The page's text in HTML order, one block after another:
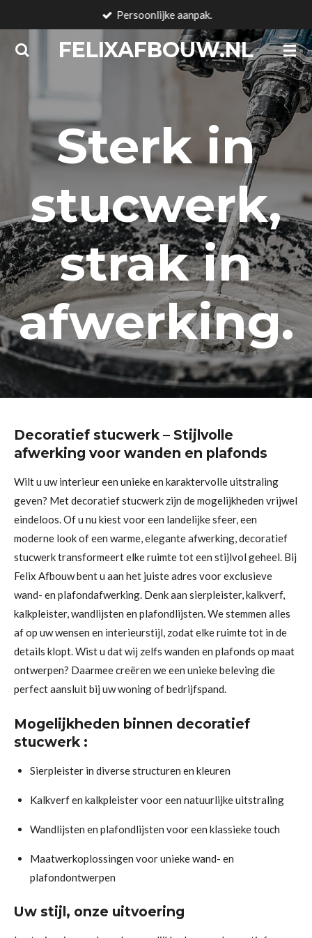
naar
FELIXAFBOUW.NL
Persoonlijke aanpak.
Sterk in
stucwerk,
strak in
afwerking.
Decoratief stucwerk – Stijlvolle
afwerking voor wanden en plafonds
Wilt u uw interieur een unieke en karaktervolle uitstraling
geven? Met decoratief stucwerk zijn de mogelijkheden vrijwel
eindeloos. Of u nu kiest voor een landelijke sfeer, een
moderne look of een warme, elegante afwerking, decoratief
stucwerk transformeert elke ruimte tot een stijlvol geheel. Bij
Felix Afbouw bent u aan het juiste adres voor exclusieve
wand- en plafondafwerking. Denk aan sierpleister, kalkverf,
kalkpleister, wandlijsten en plafondlijsten. We stemmen alles
af op uw wensen en interieurstijl, zodat elke ruimte tot in de
details klopt. Wist u dat wij zelfs wanden en plafonds op maat
ontwerpen? Daarmee creëren we een unieke beleving die
perfect aansluit bij uw woning of bedrijfspand.
Mogelijkheden binnen decoratief
stucwerk :
Sierpleister in diverse structuren en kleuren
Kalkverf en kalkpleister voor een natuurlijke uitstraling
Wandlijsten en plafondlijsten voor een klassieke touch
Maatwerkoplossingen voor unieke wand- en
plafondontwerpen
Uw stijl, onze uitvoering